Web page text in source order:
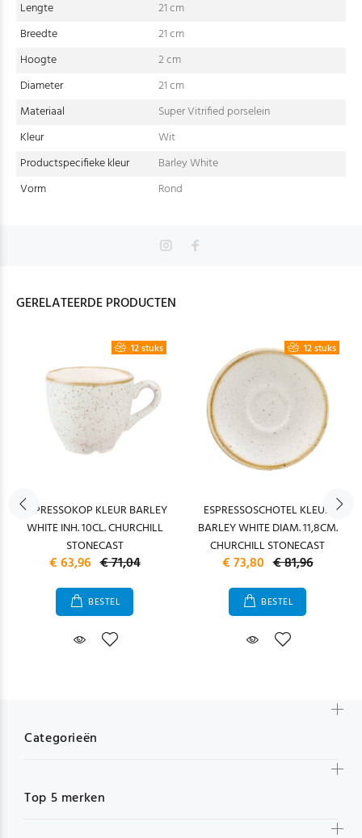
Lengte
21 cm
Breedte
21 cm
Hoogte
2 cm
Diameter
21 cm
Materiaal
Super Vitrified porselein
Kleur
Wit
Productspecifieke kleur
Barley White
Vorm
Rond
GERELATEERDE PRODUCTEN
12 stuks
ESPRESSOKOP KLEUR BARLEY
WHITE INH. 10CL. CHURCHILL
STONECAST
€ 63,96 € 71,04
BESTEL
12 stuks
ESPRESSOSCHOTEL KLEUR
BARLEY WHITE DIAM. 11,8CM.
CHURCHILL STONECAST
€ 73,80 € 81,96
BESTEL
Categorieën
Top 5 merken